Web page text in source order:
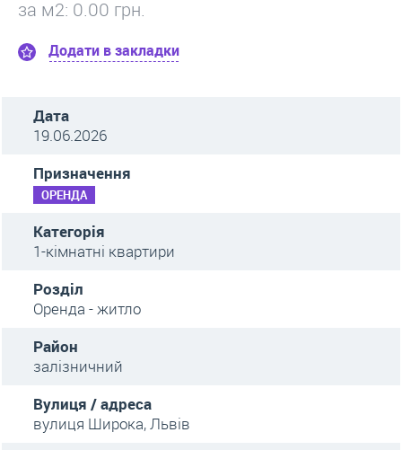
за м2: 0.00 грн.
Додати в закладки
Дата
19.06.2026
Призначення
ОРЕНДА
Категорія
1-кімнатні квартири
Розділ
Оренда - житло
Район
залізничний
Вулиця / адреса
вулиця Широка, Львів